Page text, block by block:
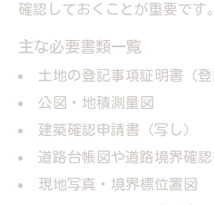
確認しておくことが重要です。
主な必要書類一覧
土地の登記事項証明書（登
公図・地積測量図
建築確認申請書（写し）
道路台帳図や道路境界確
現地写真・境界標位置図